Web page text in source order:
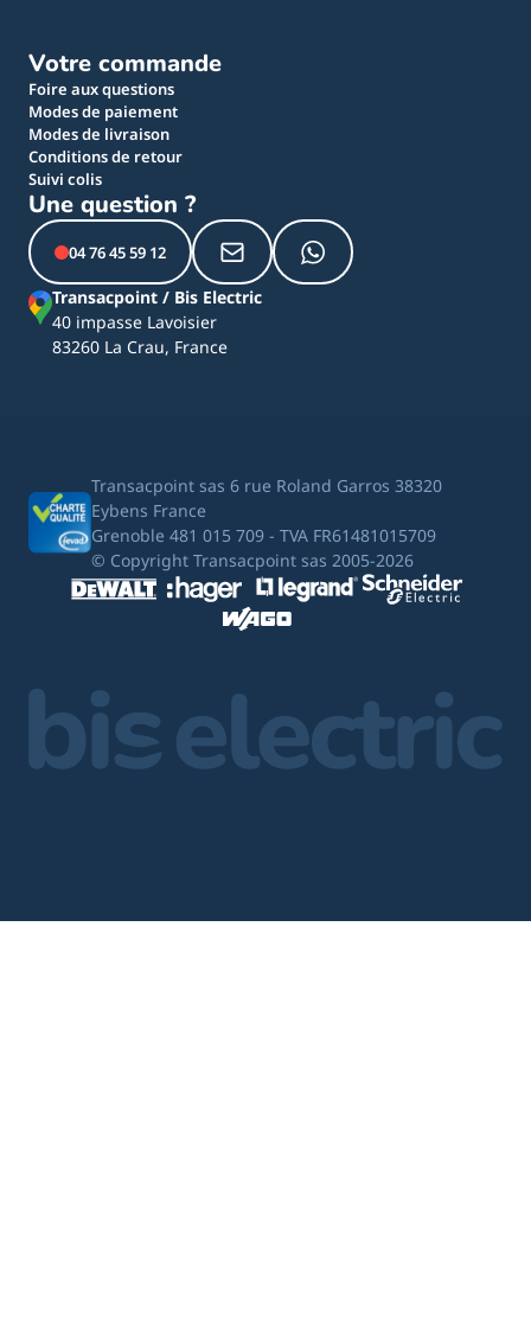
Votre commande
Foire aux questions
Modes de paiement
Modes de livraison
Conditions de retour
Suivi colis
Une question ?
04 76 45 59 12
Transacpoint / Bis Electric
40 impasse Lavoisier
83260 La Crau, France
Transacpoint sas 6 rue Roland Garros 38320
Eybens France
Grenoble 481 015 709 - TVA FR61481015709
© Copyright Transacpoint sas 2005-2026